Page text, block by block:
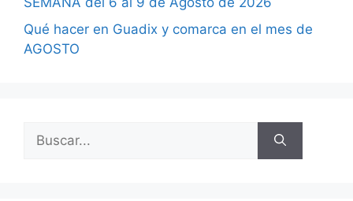
Qué hacer en Guadix y comarca en el mes de
AGOSTO